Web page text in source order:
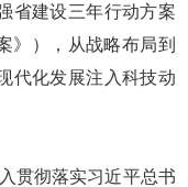
省建设三年行动方案
》），从战略布局到
代化发展注入科技动
贯彻落实习近平总书